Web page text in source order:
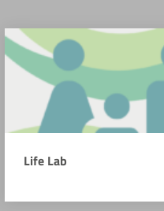
Life Lab